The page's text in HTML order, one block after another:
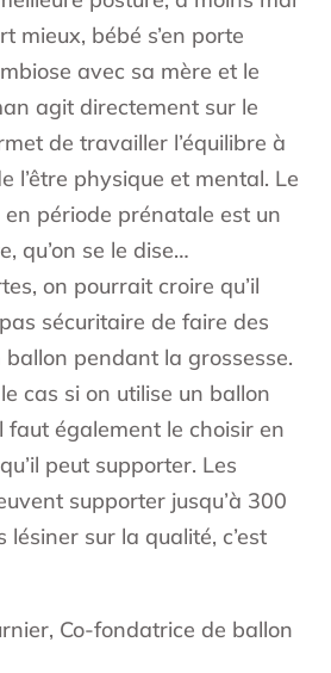
mieux, bébé s’en porte
avec sa mère et le
agit directement sur le
de travailler l’équilibre à
l’être physique et mental. Le
en période prénatale est un
qu’on se le dise…
on pourrait croire qu’il
sécuritaire de faire des
ballon pendant la grossesse.
cas si on utilise un ballon
également le choisir en
peut supporter. Les
supporter jusqu’à 300
lésiner sur la qualité, c’est
Co-fondatrice de ballon